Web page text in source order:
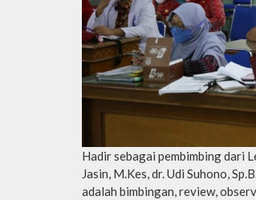
Hadir sebagai pembimbing dari
Jasin, M.Kes, dr. Udi Suhono,
adalah bimbingan, review,